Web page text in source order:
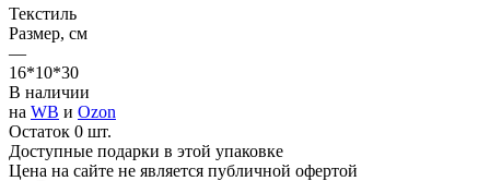
Текстиль
Размер, см
—
16*10*30
В наличии
на WB и Ozon
Остаток 0 шт.
Доступные подарки в этой упаковке
Цена на сайте не является публичной офертой